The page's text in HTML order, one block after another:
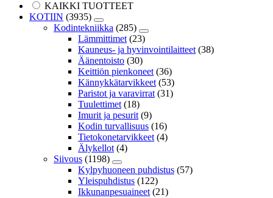
KAIKKI TUOTTEET
KOTIIN (3935)
Kodintekniikka (285)
Lämmittimet (23)
Kauneus- ja hyvinvointilaitteet (38)
Äänentoisto (30)
Keittiön pienkoneet (36)
Kännykkätarvikkeet (53)
Paristot ja varavirrat (31)
Tuulettimet (18)
Imurit ja pesurit (9)
Kodin turvallisuus (16)
Tietokonetarvikkeet (4)
Älykellot (4)
Siivous (1198)
Kylpyhuoneen puhdistus (57)
Yleispuhdistus (122)
Ikkunanpesuaineet (21)